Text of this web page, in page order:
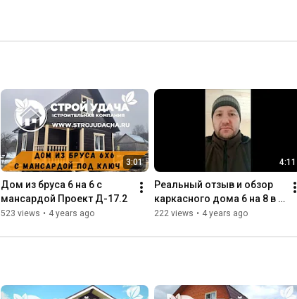
3:01
Дом из бруса 6 на 6 с
мансардой Проект Д-17.2
523 views • 4 years ago
4:11
Реальный отзыв и обзор
каркасного дома 6 на 8 в 2
этажа
222 views • 4 years ago